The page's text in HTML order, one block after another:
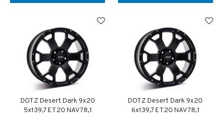
DOTZ Desert Dark 9x20
5x139,7 ET20 NAV 78,1
DOTZ Desert Dark 9x20
6x139,7 ET20 NAV 78,1